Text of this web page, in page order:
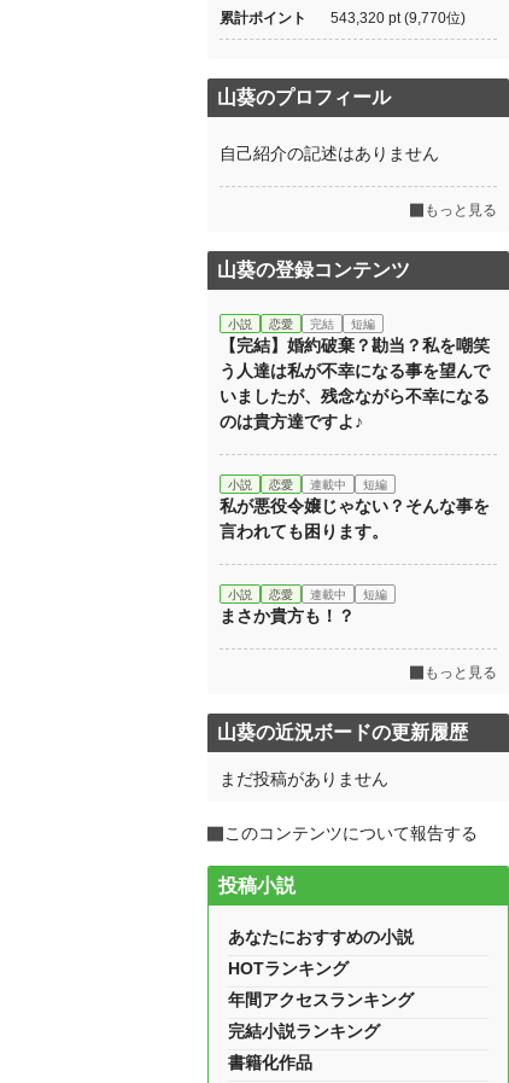
累計ポイント 543,320 pt (9,770位)
山葵のプロフィール
自己紹介の記述はありません
もっと見る
山葵の登録コンテンツ
小説 恋愛 完結 短編
【完結】婚約破棄？勘当？私を嘲笑
う人達は私が不幸になる事を望んで
いましたが、残念ながら不幸になる
のは貴方達ですよ♪
小説 恋愛 連載中 短編
私が悪役令嬢じゃない？そんな事を
言われても困ります。
小説 恋愛 連載中 短編
まさか貴方も！？
もっと見る
山葵の近況ボードの更新履歴
まだ投稿がありません
このコンテンツについて報告する
投稿小説
あなたにおすすめの小説
HOTランキング
年間アクセスランキング
完結小説ランキング
書籍化作品